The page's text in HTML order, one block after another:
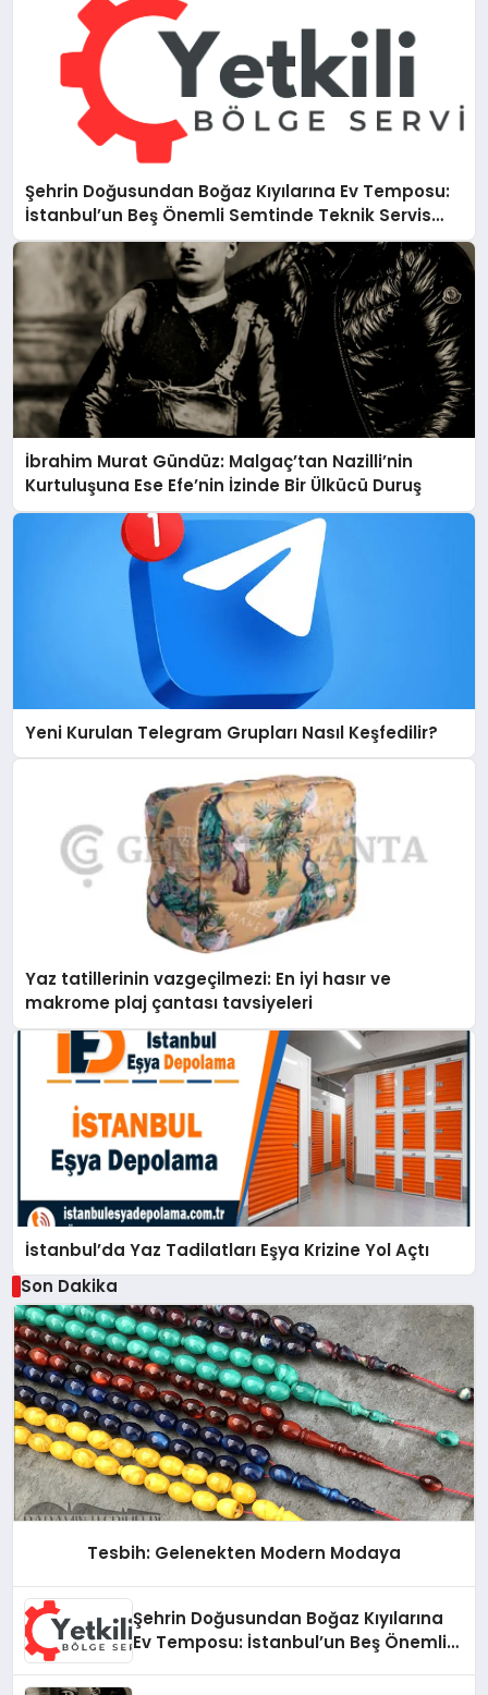
Şehrin Doğusundan Boğaz Kıyılarına Ev Temposu:
İstanbul’un Beş Önemli Semtinde Teknik Servis
Deneyimi
İbrahim Murat Gündüz: Malgaç’tan Nazilli’nin
Kurtuluşuna Ese Efe’nin İzinde Bir Ülkücü Duruş
Yeni Kurulan Telegram Grupları Nasıl Keşfedilir?
Yaz tatillerinin vazgeçilmezi: En iyi hasır ve
makrome plaj çantası tavsiyeleri
İstanbul’da Yaz Tadilatları Eşya Krizine Yol Açtı
Son Dakika
Tesbih: Gelenekten Modern Modaya
Şehrin Doğusundan Boğaz Kıyılarına
Ev Temposu: İstanbul’un Beş Önemli